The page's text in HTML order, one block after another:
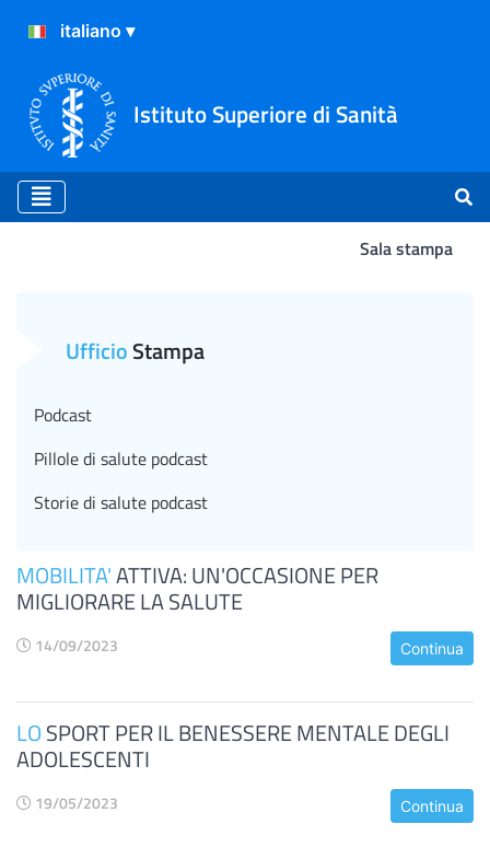
Istituto Superiore di Sanità
Sala stampa
MOBILITA'ATTIVA: UN'OCCASIONE PER
MIGLIORARE LA SALUTE
14/09/2023 Continua
LOSPORT PER IL BENESSERE MENTALE DEGLI
ADOLESCENTI
19/05/2023 Continua
UfficioStampa
Podcast
Pillole di salute podcast
Storie di salute podcast